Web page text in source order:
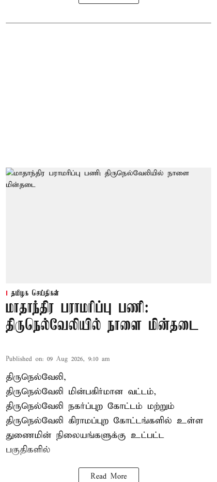
தமிழக செய்திகள்
மாதாந்திர பராமரிப்பு பணி:
திருநெல்வேலியில் நாளை மின்தடை
Published on: 09 Aug 2026, 9:10 am
திருநெல்வேலி,
திருநெல்வேலி மின்பகிர்மான வட்டம்,
திருநெல்வேலி நகர்ப்புற கோட்டம் மற்றும்
திருநெல்வேலி கிராமப்புற கோட்டங்களில் உள்ள
துணைமின் நிலையங்களுக்கு உட்பட்ட
பகுதிகளில்
Read More